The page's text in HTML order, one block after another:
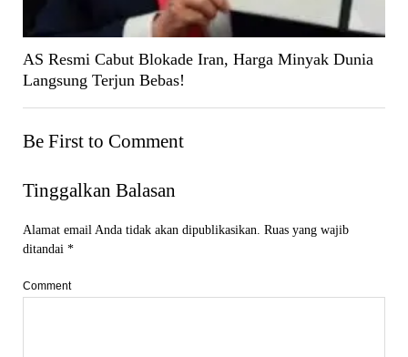
AS Resmi Cabut Blokade Iran, Harga Minyak Dunia
Langsung Terjun Bebas!
Be First to Comment
Tinggalkan Balasan
Alamat email Anda tidak akan dipublikasikan. Ruas yang wajib
ditandai *
Comment